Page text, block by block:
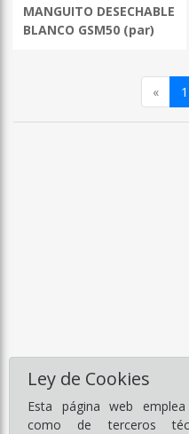
Ley de Cookies
Esta página web
como de terceros
MANGUITO DESECHABLE
BLANCO GSM50 (par)
« 1